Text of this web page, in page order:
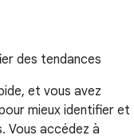
des tendances
et vous avez
mieux identifier et
Vous accédez à